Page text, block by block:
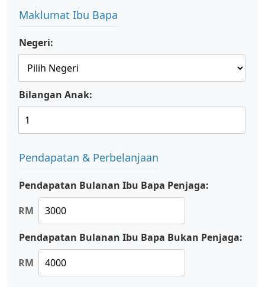
Maklumat Ibu Bapa
Negeri:
Bilangan Anak:
Pendapatan & Perbelanjaan
Pendapatan Bulanan Ibu Bapa Penjaga:
RM
Pendapatan Bulanan Ibu Bapa Bukan Penjaga:
RM